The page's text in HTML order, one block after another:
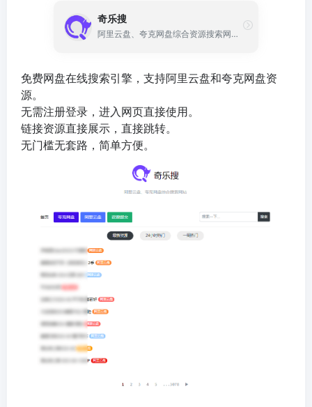
奇乐搜
阿里云盘、夸克网盘综合资源搜索网站，每日更新最新网盘资源，全站无广告免登录使用。
免费网盘在线搜索引擎，支持阿里云盘和夸克网盘资
源。
无需注册登录，进入网页直接使用。
链接资源直接展示，直接跳转。
无门槛无套路，简单方便。